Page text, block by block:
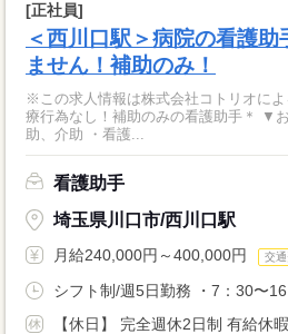
[正社員]
＜西川口駅＞病院の看護助
ません！補助のみ！
※この求人情報は株式会社コトリオに
療行為なし！補助のみの看護助手＊ ▼おもなお仕事 ・患者さんの補
助、介助 ・看護...
看護助手
埼玉県川口市/西川口駅
月給240,000円～400,000円 交
シフト制/週5日勤務 ・7：30〜16
【休日】 完全週休2日制 有給休